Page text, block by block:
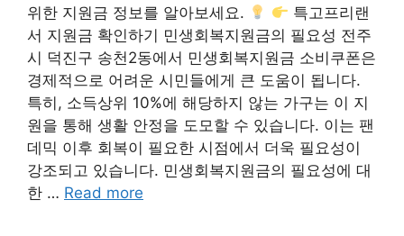
위한 지원금 정보를 알아보세요.
특고프리랜
서 지원금 확인하기 민생회복지원금의 필요성 전주
시 덕진구 송천2동에서 민생회복지원금 소비쿠폰은
경제적으로 어려운 시민들에게 큰 도움이 됩니다.
특히, 소득상위 10%에 해당하지 않는 가구는 이 지
원을 통해 생활 안정을 도모할 수 있습니다. 이는 팬
데믹 이후 회복이 필요한 시점에서 더욱 필요성이
강조되고 있습니다. 민생회복지원금의 필요성에 대
한 … Read more